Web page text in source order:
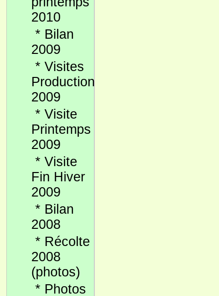
2010
* Bilan
2009
* Visites
Production
2009
* Visite
Printemps
2009
* Visite
Fin Hiver
2009
* Bilan
2008
* Récolte
2008
(photos)
* Photos